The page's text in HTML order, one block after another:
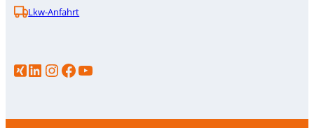
Lkw-Anfahrt
LinkedIn Instagramhttps://www.facebook.com/p/Gebr-Ostendorf-Kunststoffe-GmbH-100086706583386/ YouTube